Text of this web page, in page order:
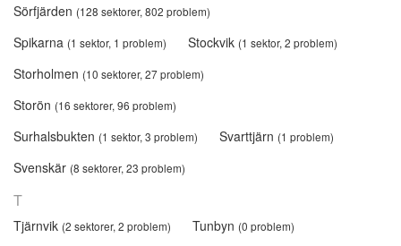
Sörfjärden (128 sektorer, 802 problem)
Spikarna (1 sektor, 1 problem) Stockvik (1 sektor, 2 problem)
Storholmen (10 sektorer, 27 problem)
Storön (16 sektorer, 96 problem)
Surhalsbukten (1 sektor, 3 problem) Svarttjärn (1 problem)
Svenskär (8 sektorer, 23 problem)
T
Tjärnvik (2 sektorer, 2 problem) Tunbyn (0 problem)